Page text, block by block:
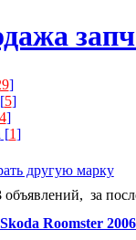
]
5]
]
[1]
другую марку
объявлений, за
Roomster